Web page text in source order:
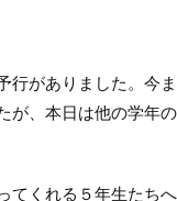
がありました。今
が、本日は他の学年の
くれる５年生たち